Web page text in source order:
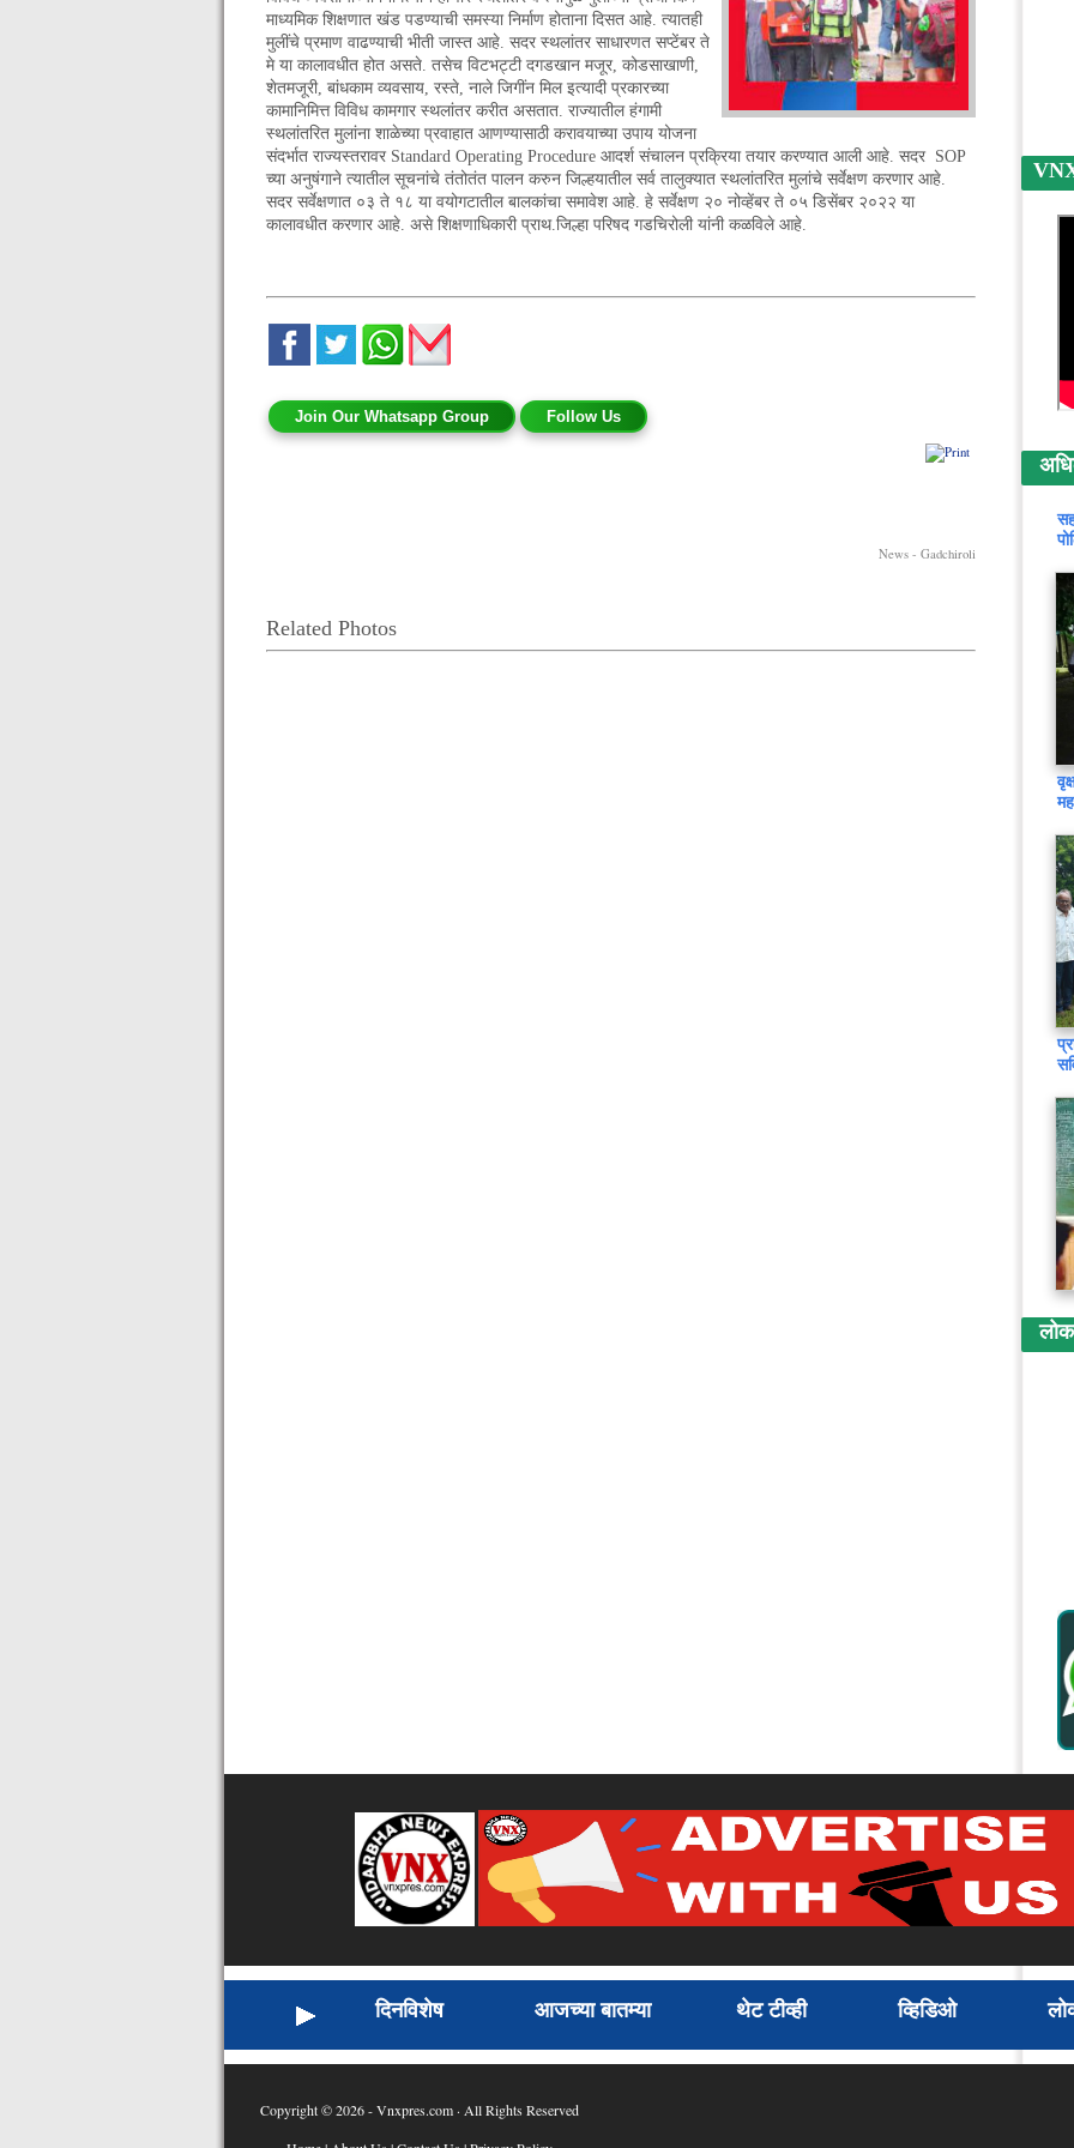
माध्यमिक शिक्षणात खंड पडण्याची समस्या निर्माण होताना दिसत आहे. त्यातही
मुलींचे प्रमाण वाढण्याची भीती जास्त आहे. सदर स्थलांतर साधारणत सप्टेंबर ते
मे या कालावधीत होत असते. तसेच विटभट्टी दगडखान मजूर, कोडसाखाणी,
शेतमजूरी, बांधकाम व्यवसाय, रस्ते, नाले जिगींन मिल इत्यादी प्रकारच्या
कामानिमित्त विविध कामगार स्थलांतर करीत असतात. राज्यातील हंगामी
स्थलांतरित मुलांना शाळेच्या प्रवाहात आणण्यासाठी करावयाच्या उपाय योजना
संदर्भात राज्यस्तरावर Standard Operating Procedure आदर्श संचालन प्रक्रिया तयार करण्यात आली आहे. सदर SOP
च्या अनुषंगाने त्यातील सूचनांचे तंतोतंत पालन करुन जिल्हयातील सर्व तालुक्यात स्थलांतरित मुलांचे सर्वेक्षण करणार आहे.
सदर सर्वेक्षणात ०३ ते १८ या वयोगटातील बालकांचा समावेश आहे. हे सर्वेक्षण २० नोव्हेंबर ते ०५ डिसेंबर २०२२ या
कालावधीत करणार आहे. असे शिक्षणाधिकारी प्राथ.जिल्हा परिषद गडचिरोली यांनी कळविले आहे.
Join Our Whatsapp Group Follow Us
News - Gadchiroli
Related Photos
दिनविशेष आजच्या बातम्या थेट टीव्ही व्हिडिओ
Copyright © 2026 - Vnxpres.com · All Rights Reserved